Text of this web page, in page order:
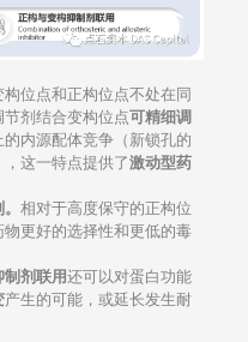
构位点和正构位点不处在同
剂结合变构位点可精细调
内源配体竞争（新锁孔的
这一特点提供了激动型药
相对于高度保守的正构位
更好的选择性和更低的毒
剂联用还可以对蛋白功能
产生的可能，或延长发生耐